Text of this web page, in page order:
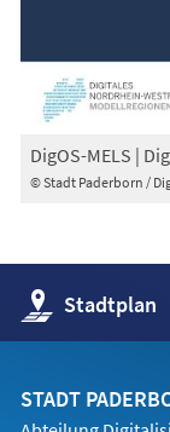
© Stadt Paderborn /
DigOS-MELS |
Stadtplan
(Öffnet
in
einem
Tab)
STADT